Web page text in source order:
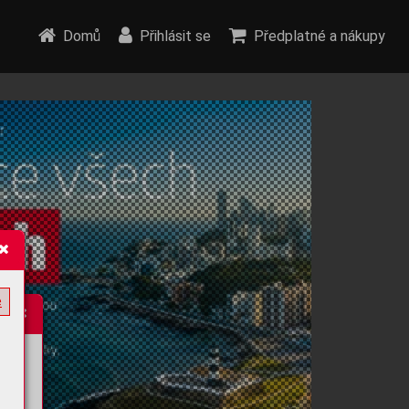
Domů Přihlásit se Předplatné a nákupy